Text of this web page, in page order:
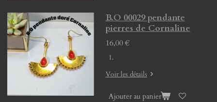
B.O 00029 pendante
pierres de Cornaline
16,00 €
Voir les détails
Ajouter au panier